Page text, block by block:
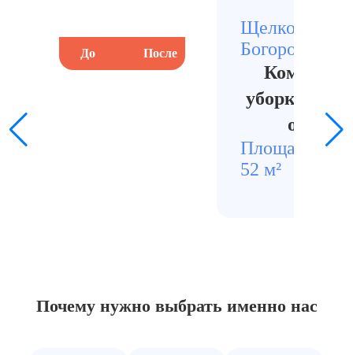
До После
Щелково,
Богородский
уборка
от сажи
Площадь
52 м²
Почему нужно выбрать именно нас